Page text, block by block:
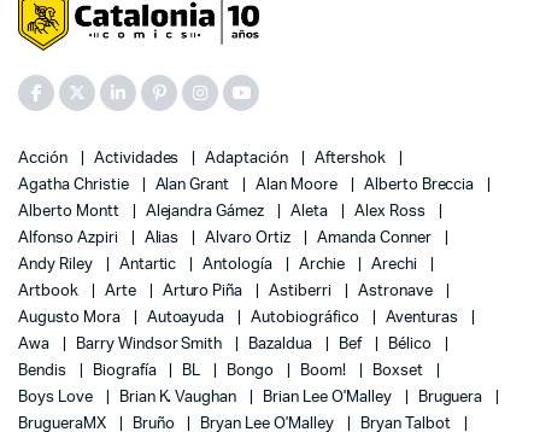
Acción Actividades Adaptación
Aftershok
Agatha Christie
Alan Grant Alan Moore
Alberto Breccia
Alberto Montt
Alejandra Gámez Aleta
Alex Ross
Alfonso Azpiri
Alias Alvaro Ortiz
Amanda Conner
Andy Riley
Antartic Antología Archie
Arechi
Artbook
Arte Arturo Piña Astiberri
Astronave
Augusto Mora
Autoayuda Autobiográfico
Aventuras
Awa
Barry Windsor Smith Bazaldua Bef
Bélico
Bendis
Biografía BL Bongo Boom!
Boxset
Boys Love
Brian K. Vaughan Brian Lee O'Malley
Bruguera
BrugueraMX
Bruño Bryan Lee O'Malley
Bryan Talbot